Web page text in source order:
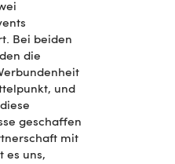
Bei beiden
die
und
geschaffen
mit
es uns,